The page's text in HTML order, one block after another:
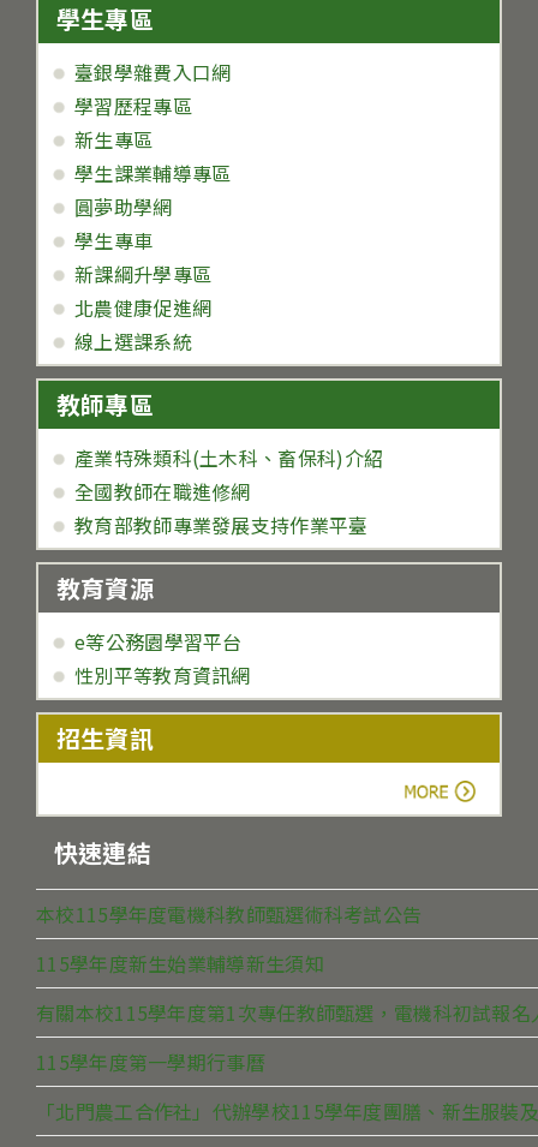
學生專區
臺銀學雜費入口網
學習歷程專區
新生專區
學生課業輔導專區
圓夢助學網
學生專車
新課綱升學專區
北農健康促進網
線上選課系統
教師專區
產業特殊類科(土木科、畜保科)介紹
全國教師在職進修網
教育部教師專業發展支持作業平臺
教育資源
e等公務園學習平台
性別平等教育資訊網
招生資訊
快速連結
本校115學年度電機科教師甄選術科考試公告
115學年度新生始業輔導新生須知
有關本校115學年度第1次專任教師甄選，電機科初試報
115學年度第一學期行事曆
「北門農工合作社」代辦學校115學年度團膳、新生服裝